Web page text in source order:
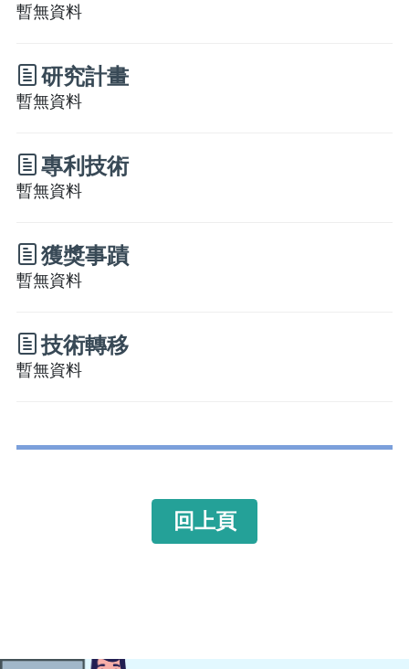
暫無資料
研究計畫
暫無資料
專利技術
暫無資料
獲獎事蹟
暫無資料
技術轉移
暫無資料
回上頁